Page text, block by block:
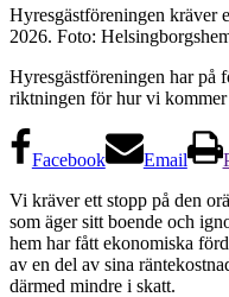
Hyresgästföreningen kräver
2026. Foto:
Hyresgästföreningen har på
riktningen för hur vi kommer
Facebook Email
Vi kräver ett stopp på den
som äger sitt boende och
hem har fått ekonomiska
av en del av sina
därmed mindre i skatt.